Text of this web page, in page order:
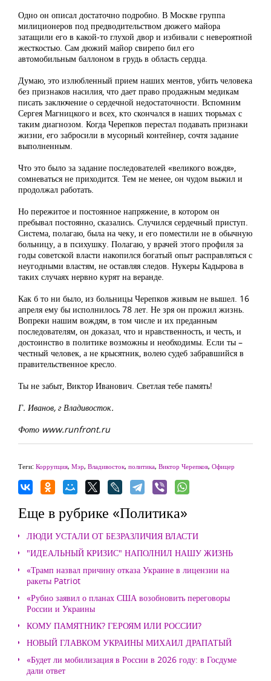
Одно он описал достаточно подробно. В Москве группа
милиционеров под предводительством дюжего майора
затащили его в какой-то глухой двор и избивали с невероятной
жесткостью. Сам дюжий майор свирепо бил его
автомобильным баллоном в грудь в область сердца.
Думаю, это излюбленный прием наших ментов, убить человека
без признаков насилия, что дает право продажным медикам
писать заключение о сердечной недостаточности. Вспомним
Сергея Магницкого и всех, кто скончался в наших тюрьмах с
таким диагнозом. Когда Черепков перестал подавать признаки
жизни, его забросили в мусорный контейнер, сочтя задание
выполненным.
Что это было за задание последователей «великого вождя»,
сомневаться не приходится. Тем не менее, он чудом выжил и
продолжал работать.
Но пережитое и постоянное напряжение, в котором он
пребывал постоянно, сказались. Случился сердечный приступ.
Система, полагаю, была на чеку, и его поместили не в обычную
больницу, а в психушку. Полагаю, у врачей этого профиля за
годы советской власти накопился богатый опыт расправляться с
неугодными властям, не оставляя следов. Нукеры Кадырова в
таких случаях нервно курят на веранде.
Как б то ни было, из больницы Черепков живым не вышел. 16
апреля ему бы исполнилось 78 лет. Не зря он прожил жизнь.
Вопреки нашим вождям, в том числе и их преданным
последователям, он доказал, что и нравственность, и честь, и
достоинство в политике возможны и необходимы. Если ты –
честный человек, а не крысятник, волею судеб забравшийся в
правительственное кресло.
Ты не забыт, Виктор Иванович. Светлая тебе память!
Г. Иванов, г Владивосток.
Фото www.runfront.ru
Теги: Коррупция, Мэр, Владивосток, политика, Виктор Черепков, Офицер
Еще в рубрике «Политика»
ЛЮДИ УСТАЛИ ОТ БЕЗРАЗЛИЧИЯ ВЛАСТИ
"ИДЕАЛЬНЫЙ КРИЗИС" НАПОЛНИЛ НАШУ ЖИЗНЬ
«Трамп назвал причину отказа Украине в лицензии на
ракеты Patriot
«Рубио заявил о планах США возобновить переговоры
России и Украины
КОМУ ПАМЯТНИК? ГЕРОЯМ ИЛИ РОССИИ?
НОВЫЙ ГЛАВКОМ УКРАИНЫ МИХАИЛ ДРАПАТЫЙ
«Будет ли мобилизация в России в 2026 году: в Госдуме
дали ответ